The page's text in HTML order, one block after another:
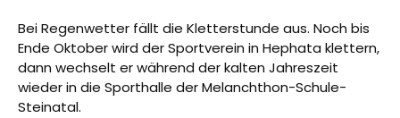
Bei Regenwetter fällt die Kletterstunde aus. Noch bis
Ende Oktober wird der Sportverein in Hephata klettern,
dann wechselt er während der kalten Jahreszeit
wieder in die Sporthalle der Melanchthon-Schule-
Steinatal.